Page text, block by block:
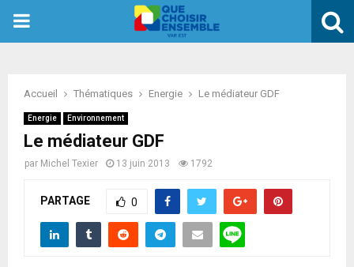
PRIMARY
Accueil Thématiques Energie Le médiateur GDF
Energie Environnement
Le médiateur GDF
par Michel Texier 13 juin 2013 1792
PARTAGE 0